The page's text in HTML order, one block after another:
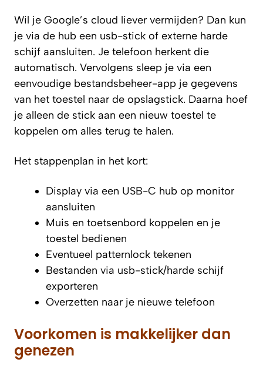
Wil je Google’s cloud liever vermijden? Dan kun
je via de hub een usb-stick of externe harde
schijf aansluiten. Je telefoon herkent die
automatisch. Vervolgens sleep je via een
eenvoudige bestandsbeheer-app je gegevens
van het toestel naar de opslagstick. Daarna hoef
je alleen de stick aan een nieuw toestel te
koppelen om alles terug te halen.
Het stappenplan in het kort:
Display via een USB-C hub op monitor
aansluiten
Muis en toetsenbord koppelen en je
toestel bedienen
Eventueel patternlock tekenen
Bestanden via usb-stick/harde schijf
exporteren
Overzetten naar je nieuwe telefoon
Voorkomen is makkelijker dan
genezen